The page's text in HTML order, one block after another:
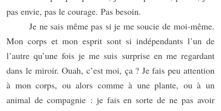
pas envie, pas le courage. Pas besoin.
Je ne sais même pas si je me soucie de moi-même.
Mon corps et mon esprit sont si indépendants l’un de
l’autre qu’une fois je me suis surprise en me regardant
dans le miroir. Ouah, c’est moi, ça ? Je fais peu attention
à mon corps, ou alors comme à une plante, ou à un
animal de compagnie : je fais en sorte de ne pas avoir